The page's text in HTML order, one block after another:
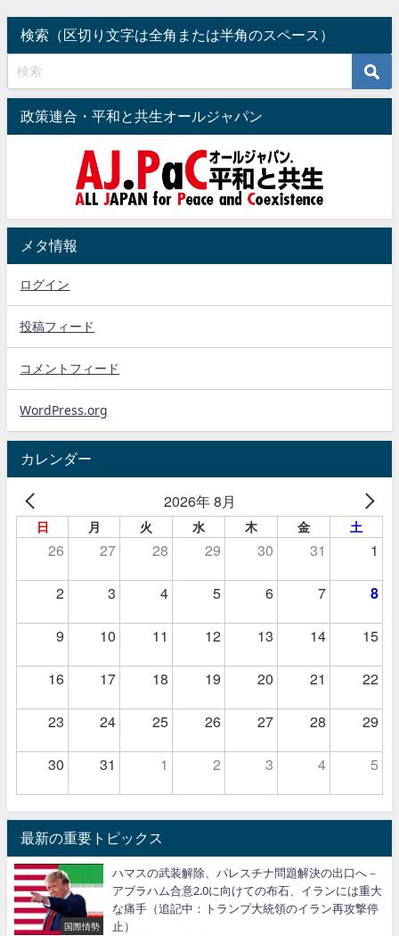
検索（区切り文字は全角または半角のスペース）
政策連合・平和と共生オールジャパン
メタ情報
ログイン
投稿フィード
コメントフィード
WordPress.org
カレンダー
2026年 8月
日 月 火 水 木 金 土
26 27 28 29 30 31 1
2 3 4 5 6 7 8
9 10 11 12 13 14 15
16 17 18 19 20 21 22
23 24 25 26 27 28 29
30 31 1 2 3 4 5
最新の重要トピックス
国際情勢
ハマスの武装解除、パレスチナ問題解決の出口へ－
アブラハム合意2.0に向けての布石、イランには重大
な痛手（追記中：トランプ大統領のイラン再攻撃停
止）